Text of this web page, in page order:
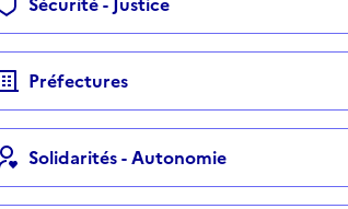
Préfectures
Solidarités - Autonomie